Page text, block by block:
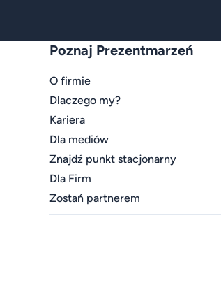
Poznaj Prezentmarzeń
O firmie
Dlaczego my?
Kariera
Dla mediów
Znajdź punkt stacjonarny
Dla Firm
Zostań partnerem